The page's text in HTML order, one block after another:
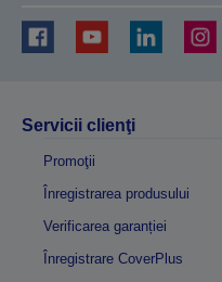
Servicii clienţi
Promoţii
Înregistrarea produsului
Verificarea garanției
Înregistrare CoverPlus